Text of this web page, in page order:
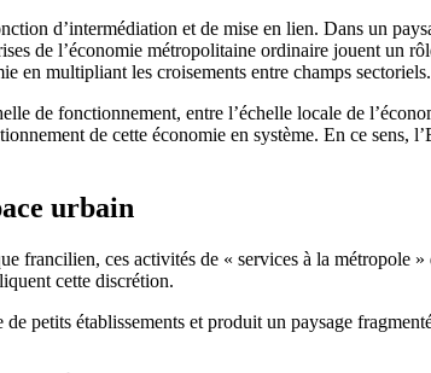
d’intermédiation et de mise en lien. Dans un
de l’économie métropolitaine ordinaire jouent un
en multipliant les croisements entre champs sectoriels.
de fonctionnement, entre l’échelle locale de
de cette économie en système. En ce sens,
urbain
ces activités de « services à la métropole
cette discrétion.
petits établissements et produit un paysage